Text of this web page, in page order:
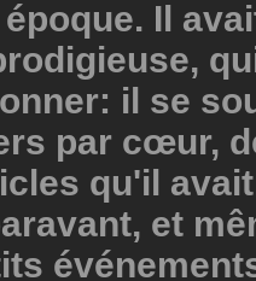
Il
il se
par cœur,
qu'il
et